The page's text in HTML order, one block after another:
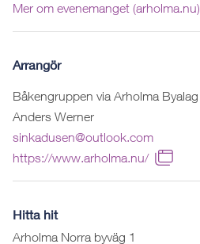
Mer om evenemanget (arholma.nu)
Arrangör
Båkengruppen via Arholma Byalag
Anders Werner
sinkadusen@outlook.com
https://www.arholma.nu/
Hitta hit
Arholma Norra byväg 1